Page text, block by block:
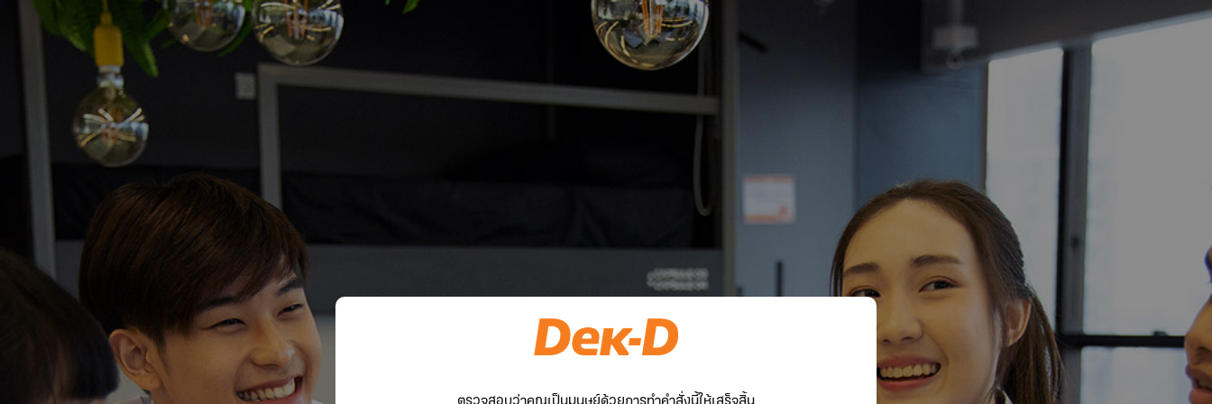
ตรวจสอบว่าคุณเป็นมนุษย์ด้วยการทำคำสั่งนี้ให้เสร็จสิ้น